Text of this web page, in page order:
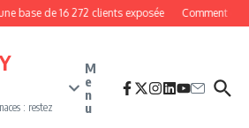
base de 16 272 clients exposée Comment
: restez
M
e
n
u